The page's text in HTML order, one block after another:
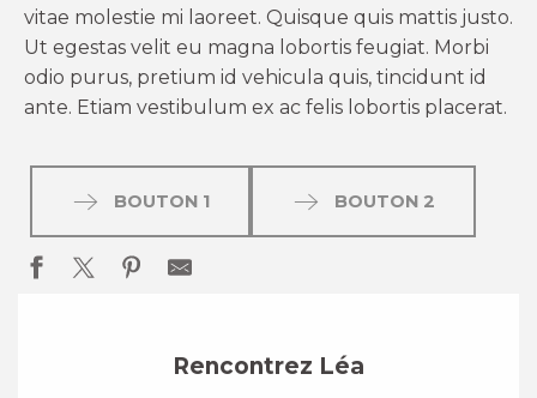
vitae molestie mi laoreet. Quisque quis mattis justo.
Ut egestas velit eu magna lobortis feugiat. Morbi
odio purus, pretium id vehicula quis, tincidunt id
ante. Etiam vestibulum ex ac felis lobortis placerat.
BOUTON 1 BOUTON 2
Rencontrez Léa